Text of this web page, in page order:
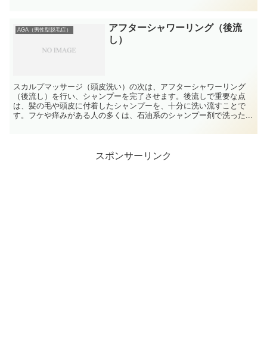
AGA（男性型脱毛症）
アフターシャワーリング（後流
し）
スカルプマッサージ（頭皮洗い）の次は、アフターシャワーリング
（後流し）を行い、シャンプーを完了させます。後流しで重要な点
は、髪の毛や頭皮に付着したシャンプーを、十分に洗い流すことで
す。フケや痒みがある人の多くは、石油系のシャンプー剤で洗った...
スポンサーリンク